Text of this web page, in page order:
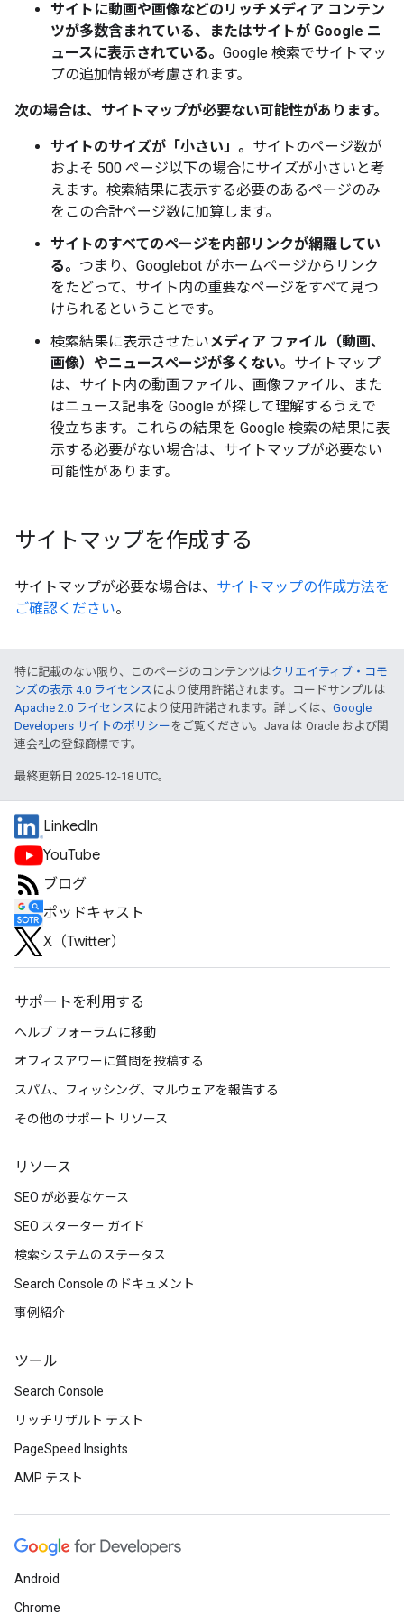
サイトに動画や画像などのリッチメディア コンテン
ツが多数含まれている、またはサイトが Google ニ
ュースに表示されている。 Google 検索でサイトマッ
プの追加情報が考慮されます。
次の場合は、サイトマップが必要ない可能性があります。
サイトのサイズが「小さい」。 サイトのページ数が
およそ 500 ページ以下の場合にサイズが小さいと考
えます。検索結果に表示する必要のあるページのみ
をこの合計ページ数に加算します。
サイトのすべてのページを内部リンクが網羅してい
る。 つまり、Googlebot がホームページからリンク
をたどって、サイト内の重要なページをすべて見つ
けられるということです。
検索結果に表示させたいメディア ファイル（動画、
画像）やニュースページが多くない。サイトマップ
は、サイト内の動画ファイル、画像ファイル、また
はニュース記事を Google が探して理解するうえで
役立ちます。これらの結果を Google 検索の結果に表
示する必要がない場合は、サイトマップが必要ない
可能性があります。
サイトマップを作成する
サイトマップが必要な場合は、 サイトマップの作成方法を
ご確認ください。
特に記載のない限り、このページのコンテンツはクリエイティブ・コモ
ンズの表示 4.0 ライセンス により使用許諾されます。コードサンプルは
Apache 2.0 ライセンス により使用許諾されます。詳しくは、 Google
Developers サイトのポリシー をご覧ください。Java は Oracle および関
連会社の登録商標です。
最終更新日 2025-12-18 UTC。
LinkedIn
YouTube
ブログ
ポッドキャスト
X（Twitter）
サポートを利用する
ヘルプ フォーラムに移動
オフィスアワーに質問を投稿する
スパム、フィッシング、マルウェアを報告する
その他のサポート リソース
リソース
SEO が必要なケース
SEO スターター ガイド
検索システムのステータス
Search Console のドキュメント
事例紹介
ツール
Search Console
リッチリザルト テスト
PageSpeed Insights
AMP テスト
Android
Chrome